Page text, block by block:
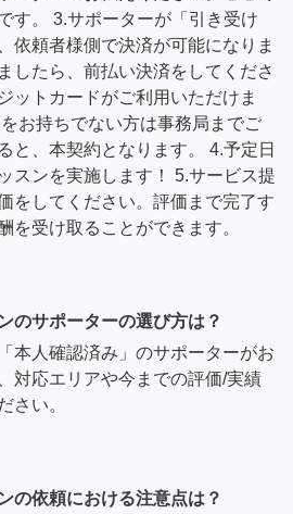
す。 3.サポーターが「引き受け
依頼者様側で決済が可能になりま
したら、前払い決済をしてくださ
ットカードがご利用いただけま
お持ちでない方は事務局までご
と、本契約となります。 4.予定日
スンを実施します！ 5.サービス提
をしてください。評価まで完了す
を受け取ることができます。
のサポーターの選び方は？
本人確認済み」のサポーターがお
対応エリアや今までの評価/実績
さい。
の依頼における注意点は？